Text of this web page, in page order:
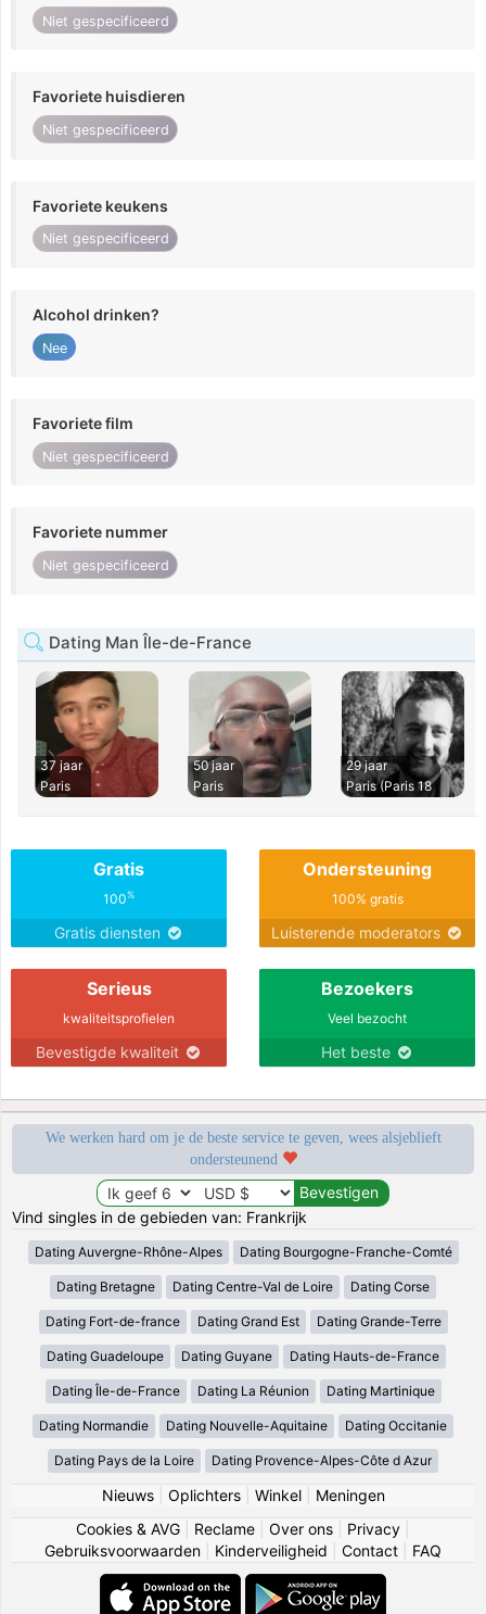
Niet gespecificeerd
Favoriete huisdieren
Niet gespecificeerd
Favoriete keukens
Niet gespecificeerd
Alcohol drinken?
Nee
Favoriete film
Niet gespecificeerd
Favoriete nummer
Niet gespecificeerd
Dating Man Île-de-France
37 jaar
Paris
50 jaar
Paris
29 jaar
Paris (Paris 18
Gratis
100%
Gratis diensten
Ondersteuning
100% gratis
Luisterende moderators
Serieus
kwaliteitsprofielen
Bevestigde kwaliteit
Bezoekers
Veel bezocht
Het beste
We werken hard om je de beste service te geven, wees alsjeblieft
ondersteunend
Vind singles in de gebieden van: Frankrijk
Dating Auvergne-Rhône-Alpes Dating Bourgogne-Franche-Comté
Dating Bretagne Dating Centre-Val de Loire Dating Corse
Dating Fort-de-france Dating Grand Est Dating Grande-Terre
Dating Guadeloupe Dating Guyane Dating Hauts-de-France
Dating Île-de-France Dating La Réunion Dating Martinique
Dating Normandie Dating Nouvelle-Aquitaine Dating Occitanie
Dating Pays de la Loire Dating Provence-Alpes-Côte d Azur
Nieuws| Oplichters| Winkel| Meningen
Cookies & AVG
Reclame Over ons Privacy
Gebruiksvoorwaarden
Kinderveiligheid Contact FAQ